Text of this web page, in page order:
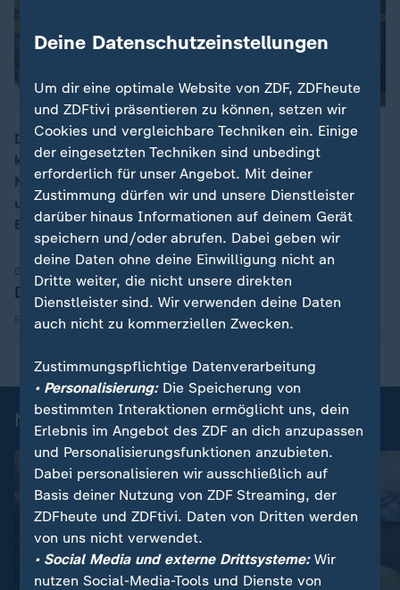
00:16
Die klassische Snack-Kombi, Melone mit Schinken
kombiniert, fügt Mario Kotaska zu einem süß-salzigen
Nudelsalat zusammen. Die verschiedenen Schinken-
und Melonensorten werden mit einem fruchtig-sauren
Basilikum-Balsamico-Dressing verfeinert.
Gesellschaft | Volle Kanne
Download Rezept
PDF 66,81 kB Herunterladen
Noch mehr Rezepte mit Fleisch
Deine Datenschutzeinstellungen
Um dir eine optimale Website von ZDF, ZDFheute
und ZDFtivi präsentieren zu können, setzen wir
Cookies und vergleichbare Techniken ein. Einige
der eingesetzten Techniken sind unbedingt
erforderlich für unser Angebot. Mit deiner
Zustimmung dürfen wir und unsere Dienstleister
darüber hinaus Informationen auf deinem Gerät
speichern und/oder abrufen. Dabei geben wir
deine Daten ohne deine Einwilligung nicht an
Dritte weiter, die nicht unsere direkten
Dienstleister sind. Wir verwenden deine Daten
auch nicht zu kommerziellen Zwecken.
Zustimmungspflichtige Datenverarbeitung
• Personalisierung:Die Speicherung von
bestimmten Interaktionen ermöglicht uns, dein
Erlebnis im Angebot des ZDF an dich anzupassen
und Personalisierungsfunktionen anzubieten.
Dabei personalisieren wir ausschließlich auf
Basis deiner Nutzung von ZDF Streaming, der
ZDFheute und ZDFtivi. Daten von Dritten werden
von uns nicht verwendet.
• Social Media und externe Drittsysteme:Wir
nutzen Social-Media-Tools und Dienste von